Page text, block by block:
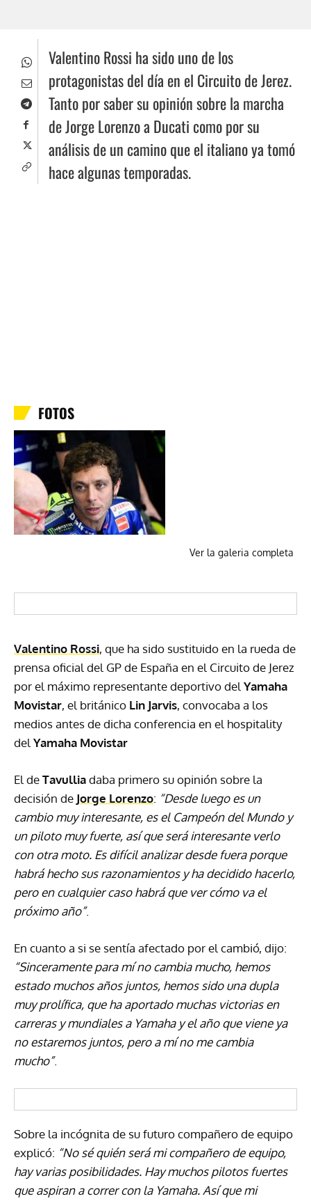
Valentino Rossi ha sido uno de los
protagonistas del día en el Circuito de Jerez.
Tanto por saber su opinión sobre la marcha
de Jorge Lorenzo a Ducati como por su
análisis de un camino que el italiano ya tomó
hace algunas temporadas.
FOTOS
Ver la galeria completa
Valentino Rossi, que ha sido sustituido en la rueda de
prensa oficial del GP de España en el Circuito de Jerez
por el máximo representante deportivo delYamaha
Movistar, el británico Lin Jarvis, convocaba a los
medios antes de dicha conferencia en el hospitality
delYamaha Movistar
El deTavulliadaba primero su opinión sobre la
decisión de Jorge Lorenzo: “Desde luego es un
cambio muy interesante, es el Campeón del Mundo y
un piloto muy fuerte, así que será interesante verlo
con otra moto. Es difícil analizar desde fuera porque
habrá hecho sus razonamientos y ha decidido hacerlo,
pero en cualquier caso habrá que ver cómo va el
próximo año”.
En cuanto a si se sentía afectado por el cambió, dijo:
“Sinceramente para mí no cambia mucho, hemos
estado muchos años juntos, hemos sido una dupla
muy prolífica, que ha aportado muchas victorias en
carreras y mundiales a Yamaha y el año que viene ya
no estaremos juntos, pero a mí no me cambia
mucho”.
Sobre la incógnita de su futuro compañero de equipo
explicó: “No sé quién será mi compañero de equipo,
hay varias posibilidades. Hay muchos pilotos fuertes
que aspiran a correr con la Yamaha. Así que mi